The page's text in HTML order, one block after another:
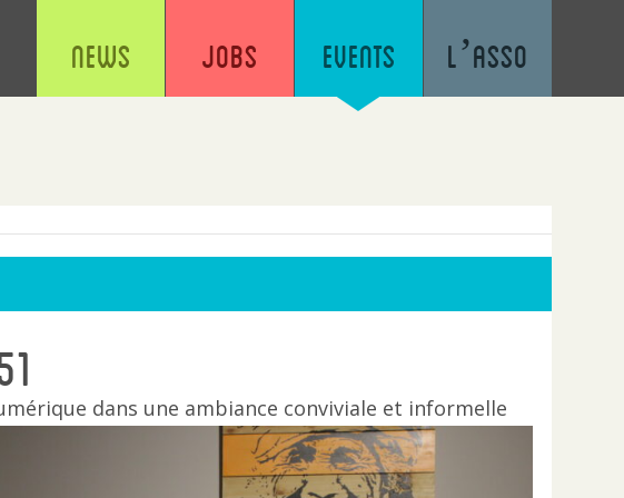
News Jobs Events L’asso
dans une ambiance conviviale et informelle